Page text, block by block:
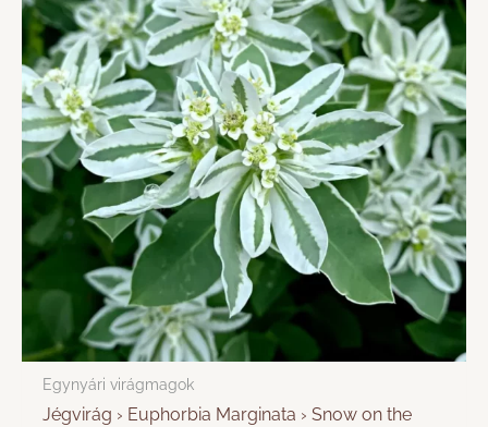
Egynyári virágmagok
Jégvirág › Euphorbia Marginata › Snow on the